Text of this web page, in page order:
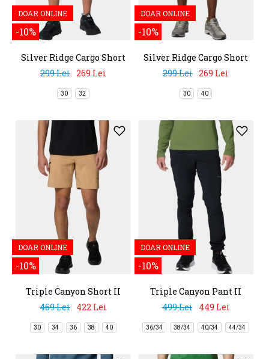
DOAR ONLINE
-10%
Silver Ridge Cargo Short
299 Lei 269 Lei
30 32
DOAR ONLINE
-10%
Silver Ridge Cargo Short
299 Lei 269 Lei
30 40
DOAR ONLINE
-10%
Triple Canyon Short II
469 Lei 422 Lei
30 34 36 38 40
DOAR ONLINE
-10%
Triple Canyon Pant II
499 Lei
449 Lei
36/34 38/34 40/34 44/34